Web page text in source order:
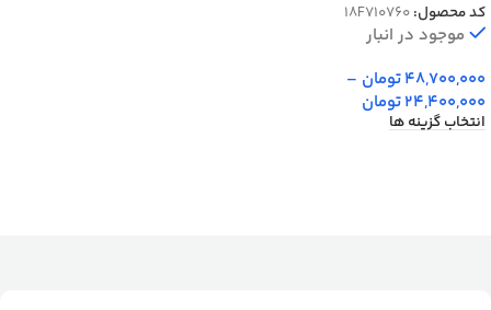
کد محصول:18F710760
موجود در انبار
48,700,000تومان –
24,400,000تومان
انتخاب گزینه ها